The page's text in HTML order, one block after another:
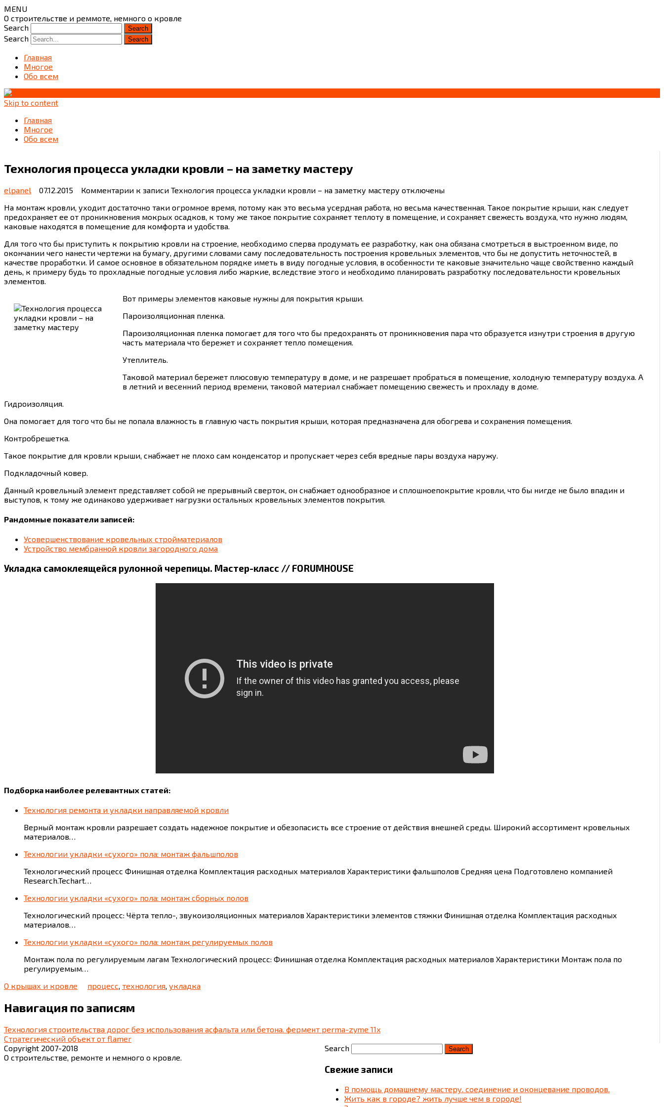
MENU
О строительстве и реммоте, немного о кровле
Search
Search
Главная
Многое
Обо всем
Skip to content
Главная
Многое
Обо всем
Технология процесса укладки кровли – на заметку мастеру
elpanel 07.12.2015 Комментарии к записи Технология процесса укладки кровли – на заметку мастеру отключены
На монтаж кровли, уходит достаточно таки огромное время, потому как это весьма усердная работа, но весьма качественная. Такое покрытие крыши, как следует
предохраняет ее от проникновения мокрых осадков, к тому же такое покрытие сохраняет теплоту в помещение, и сохраняет свежесть воздуха, что нужно людям,
каковые находятся в помещение для комфорта и удобства.
Для того что бы приступить к покрытию кровли на строение, необходимо сперва продумать ее разработку, как она обязана смотреться в выстроенном виде, по
окончании чего нанести чертежи на бумагу, другими словами саму последовательность построения кровельных элементов, что бы не допустить неточностей, в
качестве проработки. И самое основное в обязательном порядке иметь в виду погодные условия, в особенности те каковые значительно чаще свойственно каждый
день, к примеру будь то прохладные погодные условия либо жаркие, вследствие этого и необходимо планировать разработку последовательности кровельных
элементов.
Вот примеры элементов каковые нужны для покрытия крыши.
Пароизоляционная пленка.
Пароизоляционная пленка помогает для того что бы предохранять от проникновения пара что образуется изнутри строения в другую
часть материала что бережет и сохраняет тепло помещения.
Утеплитель.
Таковой материал бережет плюсовую температуру в доме, и не разрешает пробраться в помещение, холодную температуру воздуха. А
в летний и весенний период времени, таковой материал снабжает помещению свежесть и прохладу в доме.
Гидроизоляция.
Она помогает для того что бы не попала влажность в главную часть покрытия крыши, которая предназначена для обогрева и сохранения помещения.
Контробрешетка.
Такое покрытие для кровли крыши, снабжает не плохо сам конденсатор и пропускает через себя вредные пары воздуха наружу.
Подкладочный ковер.
Данный кровельный элемент представляет собой не прерывный сверток, он снабжает однообразное и сплошноепокрытие кровли, что бы нигде не было впадин и
выступов, к тому же одинаково удерживает нагрузки остальных кровельных элементов покрытия.
Рандомные показатели записей:
Усовершенствование кровельных стройматериалов
Устройство мембранной кровли загородного дома
Укладка самоклеящейся рулонной черепицы. Мастер-класс // FORUMHOUSE
Подборка наиболее релевантных статей:
Технология ремонта и укладки направляемой кровли
Верный монтаж кровли разрешает создать надежное покрытие и обезопасисть все строение от действия внешней среды. Широкий ассортимент кровельных
материалов…
Технологии укладки «сухого» пола: монтаж фальшполов
Технологический процесс Финишная отделка Комплектация расходных материалов Характеристики фальшполов Средняя цена Подготовлено компанией
Research.Techart…
Технологии укладки «сухого» пола: монтаж сборных полов
Технологический процесс: Чёрта тепло-, звукоизоляционных материалов Характеристики элементов стяжки Финишная отделка Комплектация расходных
материалов…
Технологии укладки «сухого» пола: монтаж регулируемых полов
Монтаж пола по регулируемым лагам Технологический процесс: Финишная отделка Комплектация расходных материалов Характеристики Монтаж пола по
регулируемым…
О крышах и кровле
процесс, технология, укладка
Навигация по записям
Технология строительства дорог без использования асфальта или бетона. фермент perma-zyme 11x
Стратегический объект от flamer
Search
Свежие записи
В помощь домашнему мастеру. соединение и оконцевание проводов.
Жить как в городе? жить лучше чем в городе!
Copyright 2007-2018
О строительстве, ремонте и немного о кровле.